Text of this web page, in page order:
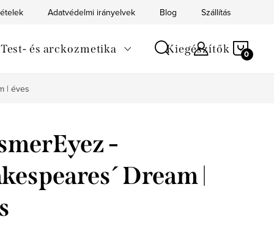
Adatvédelmi irányelvek Blog Szállítás
Test- és arckozmetika Kiegészítők
| éves
-
Dream |